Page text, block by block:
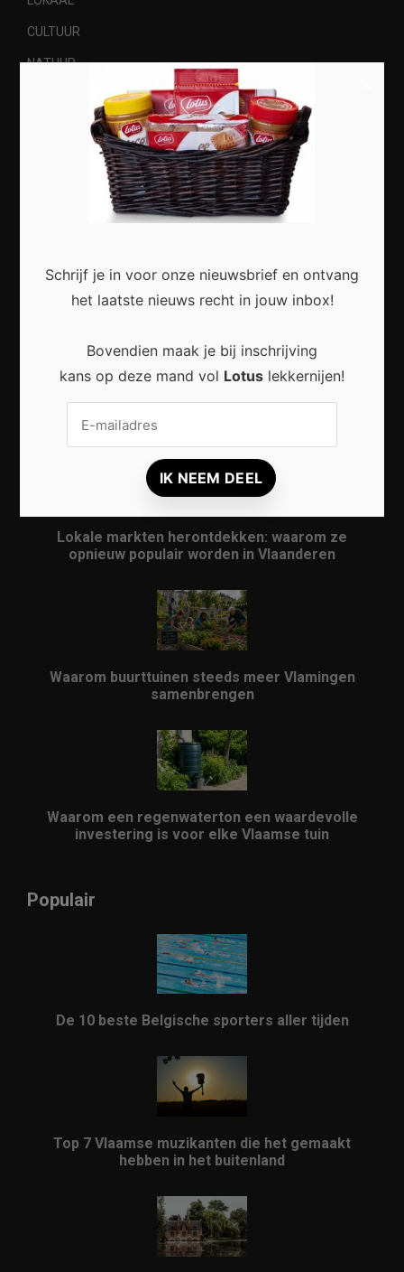
CULTUUR
NATUUR
Most Recent
in en rond het huis
Lokale markten herontdekken: waarom ze
opnieuw populair worden in Vlaanderen
Waarom buurttuinen steeds meer Vlamingen
samenbrengen
Waarom een regenwaterton een waardevolle
investering is voor elke Vlaamse tuin
Populair
De 10 beste Belgische sporters aller tijden
Top 7 Vlaamse muzikanten die het gemaakt
hebben in het buitenland
Schrijf je in voor onze nieuwsbrief en ontvang
het laatste nieuws recht in jouw inbox!
Bovendien maak je bij inschrijving
kans op deze mand vol Lotus lekkernijen!